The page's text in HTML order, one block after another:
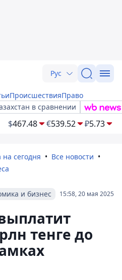
Рус
ПроисшествияПраво
в сравнении
$467.48 €539.52 ₽5.73
сегодня
Все новости
15:58, 20 мая 2025
и бизнес
тенге до